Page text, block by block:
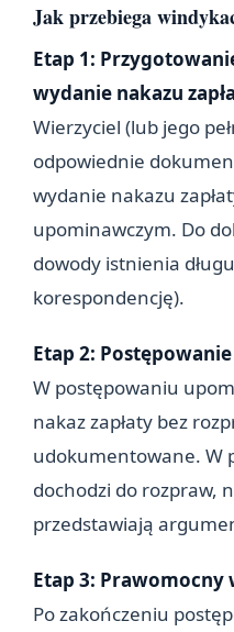
Jak przebiega
Etap 1:
wydanie nakazu
Wierzyciel (lub jego
odpowiednie
wydanie nakazu
upominawczym. Do
dowody istnienia
korespondencję).
Etap 2:
W postępowaniu
nakaz zapłaty bez
udokumentowane. W
dochodzi do rozpraw,
przedstawiają
Etap 3: Prawomocny
Po zakończeniu